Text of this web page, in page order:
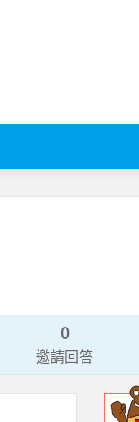
0
邀請回答